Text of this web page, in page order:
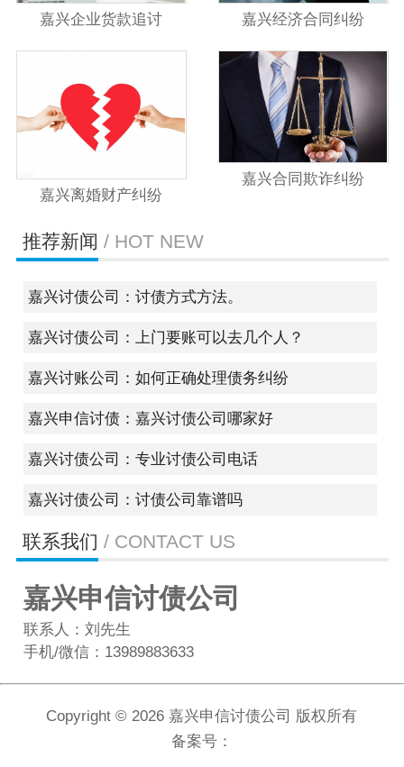
嘉兴企业货款追讨 嘉兴经济合同纠纷
嘉兴离婚财产纠纷
嘉兴合同欺诈纠纷
推荐新闻 / HOT NEW
嘉兴讨债公司：讨债方式方法。
嘉兴讨债公司：上门要账可以去几个人？
嘉兴讨账公司：如何正确处理债务纠纷
嘉兴申信讨债：嘉兴讨债公司哪家好
嘉兴讨债公司：专业讨债公司电话
嘉兴讨债公司：讨债公司靠谱吗
联系我们 / CONTACT US
嘉兴申信讨债公司
联系人：刘先生
手机/微信：13989883633
Copyright © 2026 嘉兴申信讨债公司 版权所有
备案号：